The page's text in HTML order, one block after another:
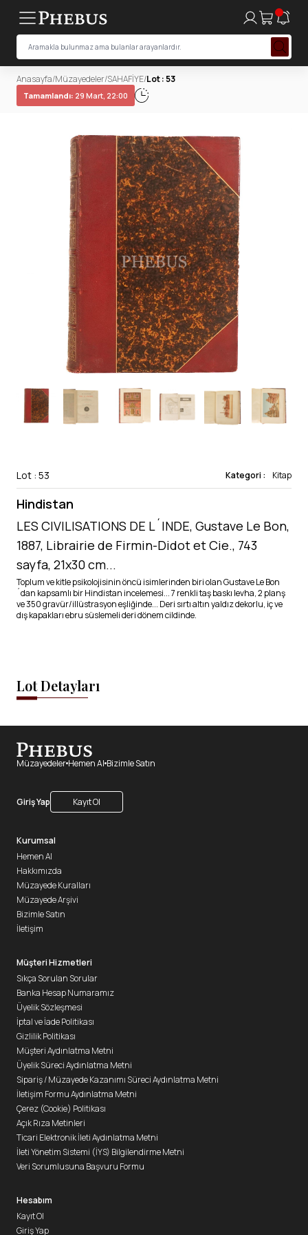
Anasayfa/Müzayedeler/SAHAFİYE/Lot : 53
Tamamlandı: 29 Mart, 22:00
Lot : 53 Kategori : Kitap
Hindistan
LES CIVILISATIONS DE L´INDE, Gustave Le Bon,
1887, Librairie de Firmin-Didot et Cie., 743
sayfa, 21x30 cm...
Toplum ve kitle psikolojisinin öncü isimlerinden biri olan Gustave Le Bon
´dan kapsamlı bir Hindistan incelemesi... 7 renkli taş baskı levha, 2 planş
ve 350 gravür/illüstrasyon eşliğinde... Deri sırtı altın yaldız dekorlu, iç ve
dış kapakları ebru süslemeli deri dönem cildinde.
Lot Detayları
Müzayedeler Hemen Al Bizimle Satın
Giriş Yap Kayıt Ol
Kurumsal
Hemen Al
Hakkımızda
Müzayede Kuralları
Müzayede Arşivi
Bizimle Satın
İletişim
Müşteri Hizmetleri
Sıkça Sorulan Sorular
Banka Hesap Numaramız
Üyelik Sözleşmesi
İptal ve İade Politikası
Gizlilik Politikası
Müşteri Aydınlatma Metni
Üyelik Süreci Aydınlatma Metni
Sipariş / Müzayede Kazanımı Süreci Aydınlatma Metni
İletişim Formu Aydınlatma Metni
Çerez (Cookie) Politikası
Açık Rıza Metinleri
Ticari Elektronik İleti Aydınlatma Metni
İleti Yönetim Sistemi (İYS) Bilgilendirme Metni
Veri Sorumlusuna Başvuru Formu
Hesabım
Kayıt Ol
Giriş Yap